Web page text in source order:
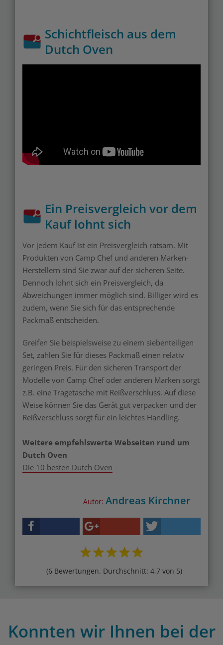
Schichtfleisch aus dem
Dutch Oven
Ein Preisvergleich vor dem
Kauf lohnt sich
Vor jedem Kauf ist ein Preisvergleich ratsam. Mit
Produkten von Camp Chef und anderen Marken-
Herstellern sind Sie zwar auf der sicheren Seite.
Dennoch lohnt sich ein Preisvergleich, da
Abweichungen immer möglich sind. Billiger wird es
zudem, wenn Sie sich für das entsprechende
Packmaß entscheiden.
Greifen Sie beispielsweise zu einem siebenteiligen
Set, zahlen Sie für dieses Packmaß einen relativ
geringen Preis. Für den sicheren Transport der
Modelle von Camp Chef oder anderen Marken sorgt
z.B. eine Tragetasche mit Reißverschluss. Auf diese
Weise können Sie das Gerät gut verpacken und der
Reißverschluss sorgt für ein leichtes Handling.
Weitere empfehlswerte Webseiten rund um
Dutch Oven
Die 10 besten Dutch Oven
Autor: Andreas Kirchner
(6 Bewertungen. Durchschnitt: 4,7 von 5)
Konnten wir Ihnen bei der